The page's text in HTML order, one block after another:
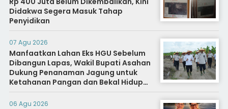
Didakwa Segera Masuk Tahap
Penyidikan
07 Agu 2026
Manfaatkan Lahan Eks HGU Sebelum
Dibangun Lapas, Wakil Bupati Asahan
Dukung Penanaman Jagung untuk
Ketahanan Pangan dan Bekal Hidup
Warga Binaan
06 Agu 2026